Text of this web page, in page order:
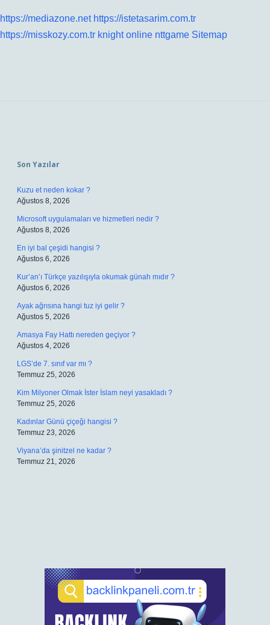
https://mediazone.net https://istetasarim.com.tr
https://misskozy.com.tr knight online nttgame Sitemap
Son Yazılar
Kuzu et neden kokar ?
Ağustos 8, 2026
Microsoft uygulamaları ve hizmetleri nedir ?
Ağustos 8, 2026
En iyi bal çeşidi hangisi ?
Ağustos 6, 2026
Kur’an’ı Türkçe yazılışıyla okumak günah mıdır ?
Ağustos 6, 2026
Ayak ağrısına hangi tuz iyi gelir ?
Ağustos 5, 2026
Amasya Fay Hattı nereden geçiyor ?
Ağustos 4, 2026
LGS’de 7. sınıf var mı ?
Temmuz 25, 2026
Kim Milyoner Olmak İster İslam neyi yasakladı ?
Temmuz 25, 2026
Kadınlar Günü çiçeği hangisi ?
Temmuz 23, 2026
Viyana’da şinitzel ne kadar ?
Temmuz 21, 2026